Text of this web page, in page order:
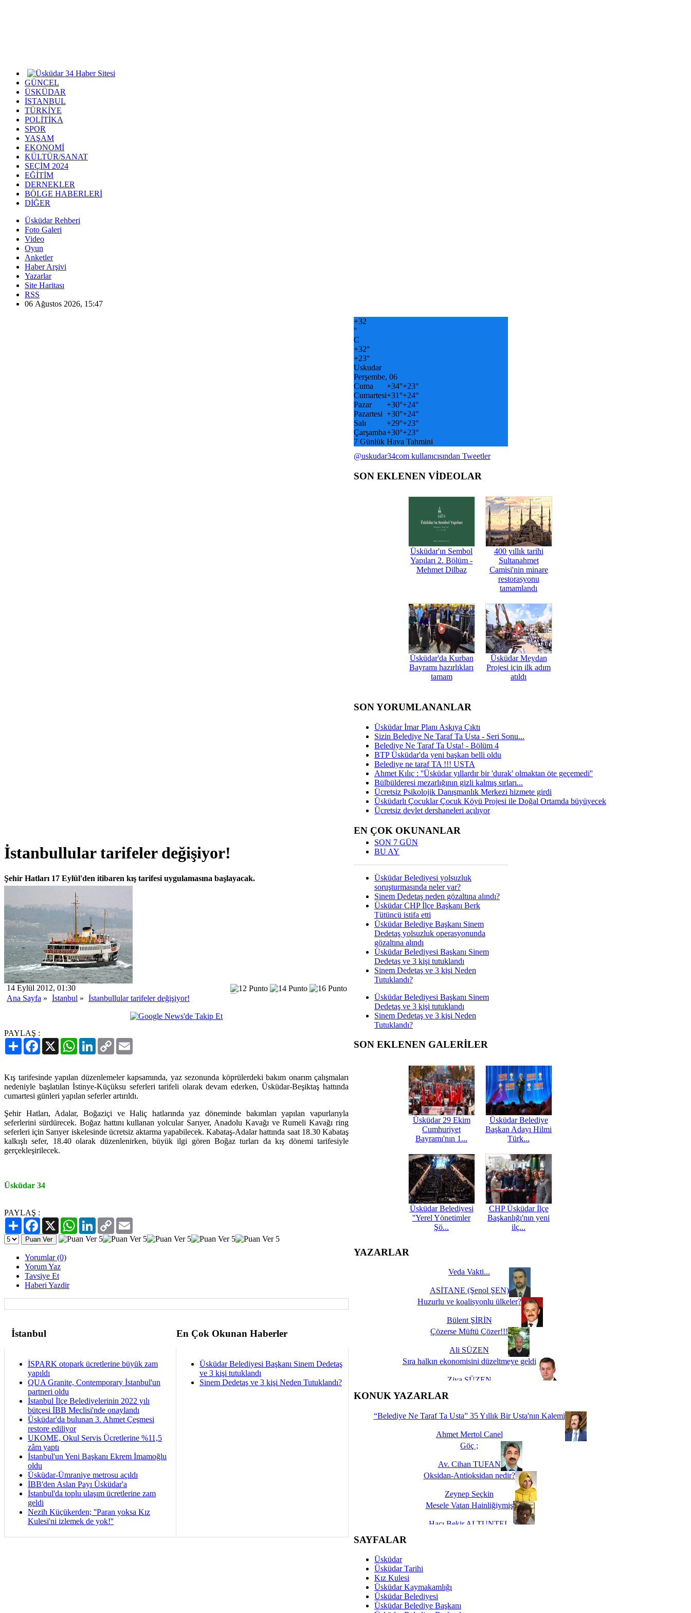
GÜNCEL
ÜSKÜDAR
İSTANBUL
TÜRKİYE
POLİTİKA
SPOR
YAŞAM
EKONOMİ
KÜLTÜR/SANAT
SEÇİM 2024
EĞİTİM
DERNEKLER
BÖLGE HABERLERİ
DİĞER
Üsküdar Rehberi
Foto Galeri
Video
Oyun
Anketler
Haber Arşivi
Yazarlar
Site Haritası
RSS
06 Ağustos 2026, 15:47
İstanbullular tarifeler değişiyor!
Şehir Hatları 17 Eylül'den itibaren kış tarifesi uygulamasına başlayacak.
14 Eylül 2012, 01:30
Ana Sayfa » İstanbul » İstanbullular tarifeler değişiyor!
PAYLAŞ :
PaylaşFacebook
X WhatsAppLinkedIn
Copy
Link
Kış tarifesinde yapılan düzenlemeler kapsamında, yaz sezonunda köprülerdeki bakım onarım çalışmaları
nedeniyle başlatılan İstinye-Küçüksu seferleri tarifeli olarak devam ederken, Üsküdar-Beşiktaş hattında
cumartesi günleri yapılan seferler artırıldı.
Şehir Hatları, Adalar, Boğaziçi ve Haliç hatlarında yaz döneminde bakımları yapılan vapurlarıyla
seferlerini sürdürecek. Boğaz hattını kullanan yolcular Sarıyer, Anadolu Kavağı ve Rumeli Kavağı ring
seferleri için Sarıyer iskelesinde ücretsiz aktarma yapabilecek. Kabataş-Adalar hattında saat 18.30 Kabataş
kalkışlı sefer, 18.40 olarak düzenlenirken, büyük ilgi gören Boğaz turları da kış dönemi tarifesiyle
gerçekleşirilecek.
Üsküdar 34
PAYLAŞ :
PaylaşFacebook
X WhatsAppLinkedIn
Copy
Link
Yorumlar (0)
Yorum Yaz
Tavsiye Et
Haberi Yazdir
İstanbul En Çok Okunan Haberler
İSPARK otopark ücretlerine büyük zam
yapıldı
QUA Granite, Contemporary İstanbul'un
partneri oldu
İstanbul İlçe Belediyelerinin 2022 yılı
bütçesi İBB Meclisi'nde onaylandı
Üsküdar'da bulunan 3. Ahmet Çeşmesi
restore ediliyor
UKOME, Okul Servis Ücretlerine %11,5
zâm yaptı
İstanbul'un Yeni Başkanı Ekrem İmamoğlu
oldu
Üsküdar-Ümraniye metrosu açıldı
İBB'den Aslan Payı Üsküdar'a
İstanbul'da toplu ulaşım ücretlerine zam
geldi
Nezih Küçükerden; ''Paran yoksa Kız
Kulesi'ni izlemek de yok!''
Üsküdar Belediyesi Başkanı Sinem Dedetaş
ve 3 kişi tutuklandı
Sinem Dedetaş ve 3 kişi Neden Tutuklandı?
+32
°
C
+32°
+23°
Uskudar
Perşembe, 06
Cuma
+34°+23°
Cumartesi+31°+24°
Pazar
+30°+24°
Pazartesi +30°+24°
Salı
+29°+23°
Çarşamba+30°+23°
7 Günlük Hava Tahmini
@uskudar34com kullanıcısından Tweetler
SON EKLENEN VİDEOLAR
Üsküdar'ın Sembol
Yapıları 2. Bölüm -
Mehmet Dilbaz
400 yıllık tarihi
Sultanahmet
Camisi'nin minare
restorasyonu
tamamlandı
Üsküdar'da Kurban
Bayramı hazırlıkları
tamam
Üsküdar Meydan
Projesi için ilk adım
atıldı
SON YORUMLANANLAR
Üsküdar İmar Planı Askıya Çıktı
Sizin Belediye Ne Taraf Ta Usta - Seri Sonu...
Belediye Ne Taraf Ta Usta! - Bölüm 4
BTP Üsküdar'da yeni başkan belli oldu
Belediye ne taraf TA !!! USTA
Ahmet Kılıç : ''Üsküdar yıllardır bir 'durak' olmaktan öte geçemedi''
Bülbülderesi mezarlığının gizli kalmış sırları...
Ücretsiz Psikolojik Danışmanlık Merkezi hizmete girdi
Üsküdarlı Çocuklar Çocuk Köyü Projesi ile Doğal Ortamda büyüyecek
Ücretsiz devlet dershaneleri açılıyor
EN ÇOK OKUNANLAR
SON 7 GÜN
BU AY
Üsküdar Belediyesi yolsuzluk
soruşturmasında neler var?
Sinem Dedetaş neden gözaltına alındı?
Üsküdar CHP İlçe Başkanı Berk
Tütüncü istifa etti
Üsküdar Belediye Başkanı Sinem
Dedetaş yolsuzluk operasyonunda
gözaltına alındı
Üsküdar Belediyesi Başkanı Sinem
Dedetaş ve 3 kişi tutuklandı
Sinem Dedetaş ve 3 kişi Neden
Tutuklandı?
Üsküdar Belediyesi Başkanı Sinem
Dedetaş ve 3 kişi tutuklandı
Sinem Dedetaş ve 3 kişi Neden
Tutuklandı?
SON EKLENEN GALERİLER
Üsküdar 29 Ekim
Cumhuriyet
Bayramı'nın 1...
Üsküdar Belediye
Başkan Adayı Hilmi
Türk...
Üsküdar Belediyesi
''Yerel Yönetimler
Şö...
CHP Üsküdar İlçe
Başkanlığı'nın yeni
ilç...
YAZARLAR
Veda Vakti...
ASİTANE (Şenol ŞEN)
Huzurlu ve koalisyonlu ülkeler?
Bülent ŞİRİN
Çözerse Müftü Çözer!!!
Ali SÜZEN
Sıra halkın ekonomisini düzeltmeye geldi
Ziya SÜZEN
İşte Biz buyuz...
KONUK YAZARLAR
“Belediye Ne Taraf Ta Usta” 35 Yıllık Bir Usta'nın Kalemi
Ahmet Mertol Canel
Göç ;
Av. Cihan TUFAN
Oksidan-Antioksidan nedir?
Zeynep Seçkin
Mesele Vatan Hainliğiymiş
Hacı Bekir ALTUNTEL
Dünya Fani, Ama Kısa Bir Süre De Olsa Burdayız
Savaş ŞENEL
Hukukun Adaleti Kalmadı Üstadım!
SAYFALAR
Üsküdar
Üsküdar Tarihi
Kız Kulesi
Üsküdar Kaymakamlığı
Üsküdar Belediyesi
Üsküdar Belediye Başkanı